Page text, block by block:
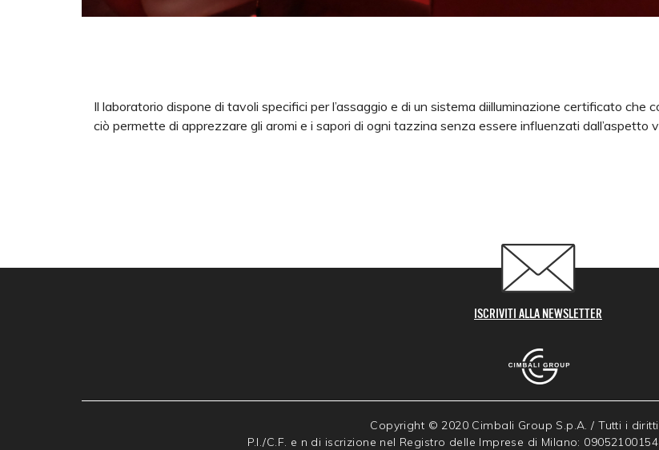
Il laboratorio dispone di tavoli specifici per l’assaggio e di un sistema diilluminazione certificato che
ciò permette di apprezzare gli aromi e i sapori di ogni tazzina senza essere influenzati dall’aspetto
ISCRIVITI ALLA NEWSLETTER
Copyright © 2020 Cimbali Group S.p.A. / Tutti i
P.I./C.F. e n di iscrizione nel Registro delle Imprese di Milano: